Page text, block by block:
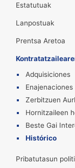
Estatutuak
Lanpostuak
Prentsa Aretoa
Adquisiciones
Enajenaciones
Zerbitzuen
Hornitzaileen
Beste Gai
Histórico
Pribatutasun